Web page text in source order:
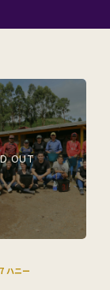
ハニー